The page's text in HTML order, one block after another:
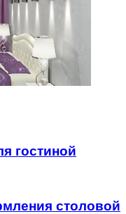
гостиной
столовой